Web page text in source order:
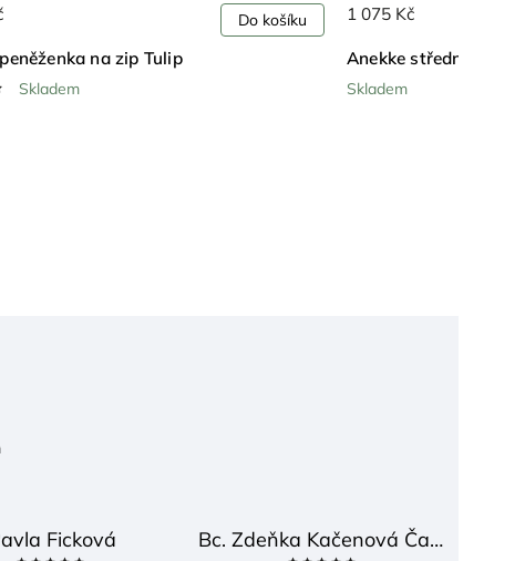
na zip Tulip
Skladem
Do košíku
Anekke střední
Skladem
1 075 Kč
Ficková Bc. Zdeňka Kačenová Častová